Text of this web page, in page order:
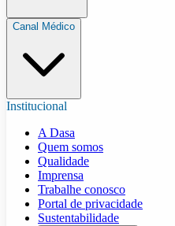
Canal Médico
Institucional
A Dasa
Quem somos
Qualidade
Imprensa
Trabalhe conosco
Portal de privacidade
Sustentabilidade